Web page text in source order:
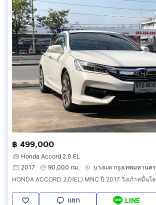
฿ 499,000
Honda Accord 2.0 EL
2017
90,000 กม.
บางแค กรุงเทพมหานคร
แชท LINE